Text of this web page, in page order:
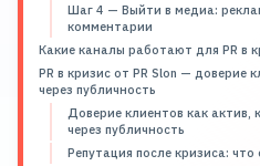
Шаг 4 — Выйти в медиа:
комментарии
Какие каналы работают для PR в
PR в кризис от PR Slon — доверие
через публичность
Доверие клиентов как актив,
через публичность
Репутация после кризиса: